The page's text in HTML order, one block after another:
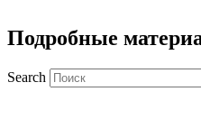
Подробные
Search